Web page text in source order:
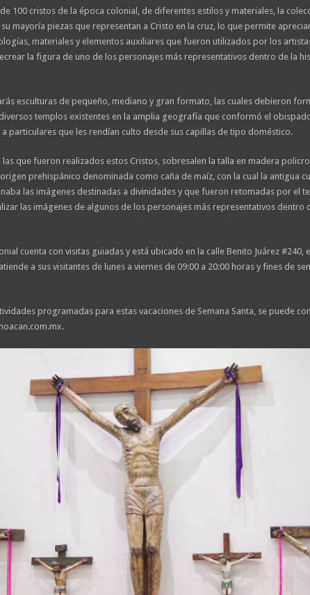
100 cristos de la época colonial, de diferentes estilos y materiales, la
mayoría piezas que representan a Cristo en la cruz, lo que permite
materiales y elementos auxiliares que fueron utilizados por los
la figura de uno de los personajes más representativos dentro de la
esculturas de pequeño, mediano y gran formato, las cuales debieron
templos existentes en la amplia geografía que conformó el
particulares que les rendían culto desde sus capillas de tipo doméstico.
las que fueron realizados estos Cristos, sobresalen la talla en madera
prehispánico denominada como caña de maíz, con la cual la antigua
las imágenes destinadas a divinidades y que fueron retomadas por el
las imágenes de algunos de los personajes más representativos dentro
cuenta con visitas guiadas y está ubicado en la calle Benito Juárez #240,
a sus visitantes de lunes a viernes de 09:00 a 20:00 horas y fines de
programadas para estas vacaciones de Semana Santa, se puede